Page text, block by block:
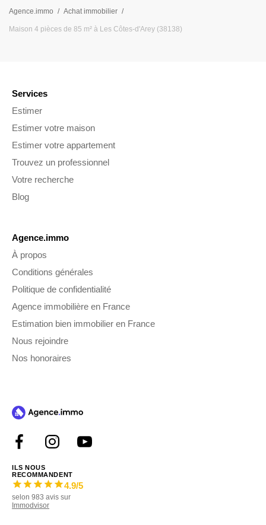
Agence.immo Achat immobilier
Maison 4 pièces de 85 m² à Les Côtes-d'Arey (38138)
Services
Estimer
Estimer votre maison
Estimer votre appartement
Trouvez un professionnel
Votre recherche
Blog
Agence.immo
À propos
Conditions générales
Politique de confidentialité
Agence immobilière en France
Estimation bien immobilier en France
Nous rejoindre
Nos honoraires
ILS NOUS
RECOMMANDENT
4.9/5
selon 983 avis sur
Immodvisor